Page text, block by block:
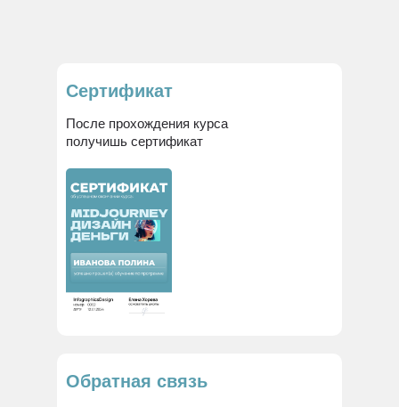
Сертификат
После прохождения курса
получишь сертификат
Обратная связь